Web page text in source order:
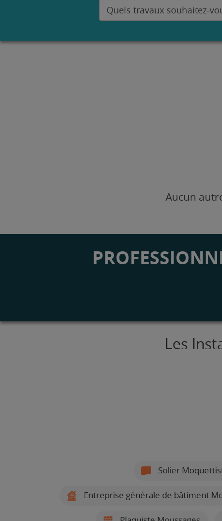
Aucun
Les
Solier
Entreprise générale de bâtiment